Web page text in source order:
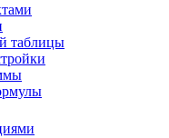
таблицы